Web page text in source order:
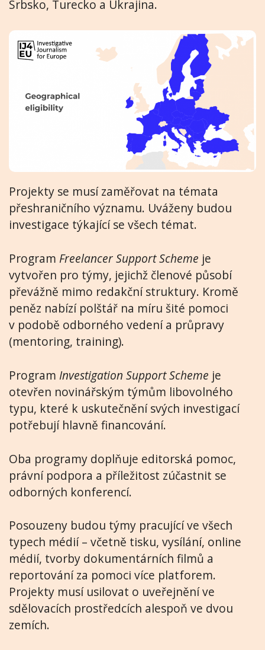
Srbsko, Turecko a Ukrajina.
Projekty se musí zaměřovat na témata
přeshraničního významu. Uváženy budou
investigace týkající se všech témat.
Program Freelancer Support Scheme je
vytvořen pro týmy, jejichž členové působí
převážně mimo redakční struktury. Kromě
peněz nabízí polštář na míru šité pomoci
v podobě odborného vedení a průpravy
(mentoring, training).
Program Investigation Support Scheme je
otevřen novinářským týmům libovolného
typu, které k uskutečnění svých investigací
potřebují hlavně financování.
Oba programy doplňuje editorská pomoc,
právní podpora a příležitost zúčastnit se
odborných konferencí.
Posouzeny budou týmy pracující ve všech
typech médií – včetně tisku, vysílání, online
médií, tvorby dokumentárních filmů a
reportování za pomoci více platforem.
Projekty musí usilovat o uveřejnění ve
sdělovacích prostředcích alespoň ve dvou
zemích.